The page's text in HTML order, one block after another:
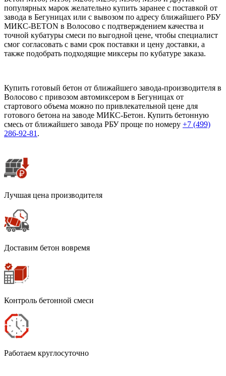
популярных марок желательно купить заранее с поставкой от
завода в Бегуницах или с вывозом по адресу ближайшего РБУ
МИКС-BETON в Волосово с подтверждением качества и
точной кубатуры смеси по выгодной цене, чтобы специалист
смог согласовать с вами срок поставки и цену доставки, а
также подобрать подходящие миксеры по кубатуре заказа.
Купить готовый бетон от ближайшего завода-производителя в
Волосово с привозом автомиксером в Бегуницах от
стартового объема можно по привлекательной цене для
готового бетона на заводе МИКС-Бетон. Купить бетонную
смесь от ближайшего завода РБУ проще по номеру +7 (499)
286-92-81 .
Лучшая цена производителя
Доставим бетон вовремя
Контроль бетонной смеси
Работаем круглосуточно